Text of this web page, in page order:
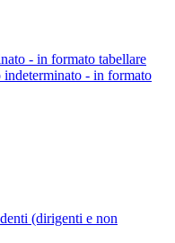
- in formato tabellare
indeterminato - in formato
(dirigenti e non